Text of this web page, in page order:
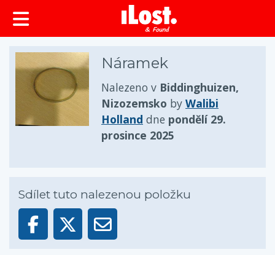
obsah
Náramek
Nalezeno v Biddinghuizen,
Nizozemsko by Walibi
Holland dne pondělí 29.
prosince 2025
Sdílet tuto nalezenou položku